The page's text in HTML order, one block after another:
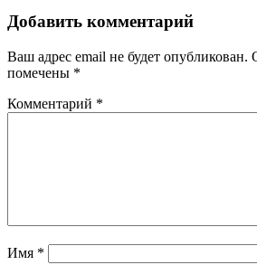
Добавить комментарий
Ваш адрес email не будет опубликован.
помечены *
Комментарий *
Имя *